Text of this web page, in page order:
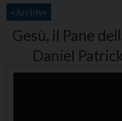
Dove siamo
Notizie
Archive
Gesù, il Pane
Daniel